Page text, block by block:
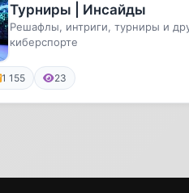
Турниры | Инсайды
Решафлы, интриги, турниры и
киберспорте
1 155 23